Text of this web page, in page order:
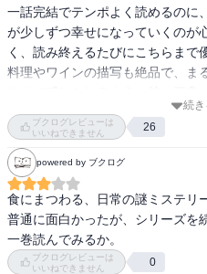
#近藤史恵
#タルト・タタンの夢
#創元推理文庫
一話完結でテンポよく読めるのに
が少しずつ幸せになっていくのが
く、読み終えるたびにこちらまで
料理やワインの描写も絶品で、ま
読んでいるだけで身体まで温まり
７編のなかでは「割り切れないチ
揺れを繊細に描いたやわらかい余
続き
ブクログレビューは
いいねできません
26
powered by ブクログ
食にまつわる、日常の謎ミステリ
普通に面白かったが、シリーズを
一巻読んでみるか。
ブクログレビューは
いいねできません
0